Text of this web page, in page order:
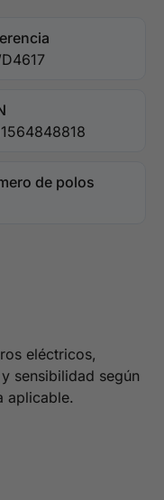
de polos
eléctricos,
sensibilidad según
aplicable.